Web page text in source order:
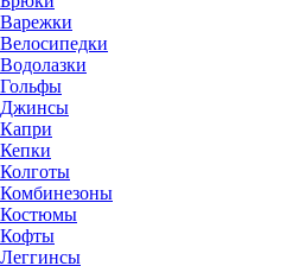
Варежки
Велосипедки
Водолазки
Гольфы
Джинсы
Капри
Кепки
Колготы
Комбинезоны
Костюмы
Кофты
Леггинсы